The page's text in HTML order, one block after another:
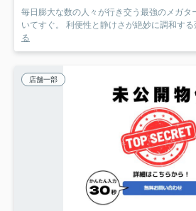
毎日膨大な数の人々が行き交う最強のメガタ
いてすぐ。 利便性と静けさが絶妙に調和す
る
店舗一部